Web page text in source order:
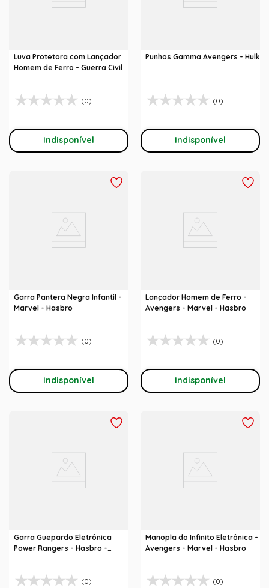
Luva Protetora com Lançador
Homem de Ferro - Guerra Civil
(0)
Indisponível
Punhos Gamma Avengers - Hulk
(0)
Indisponível
Garra Pantera Negra Infantil -
Marvel - Hasbro
(0)
Indisponível
Lançador Homem de Ferro -
Avengers - Marvel - Hasbro
(0)
Indisponível
Garra Guepardo Eletrônica
Power Rangers - Hasbro -
(0)
Manopla do Infinito Eletrônica -
Avengers - Marvel - Hasbro
(0)